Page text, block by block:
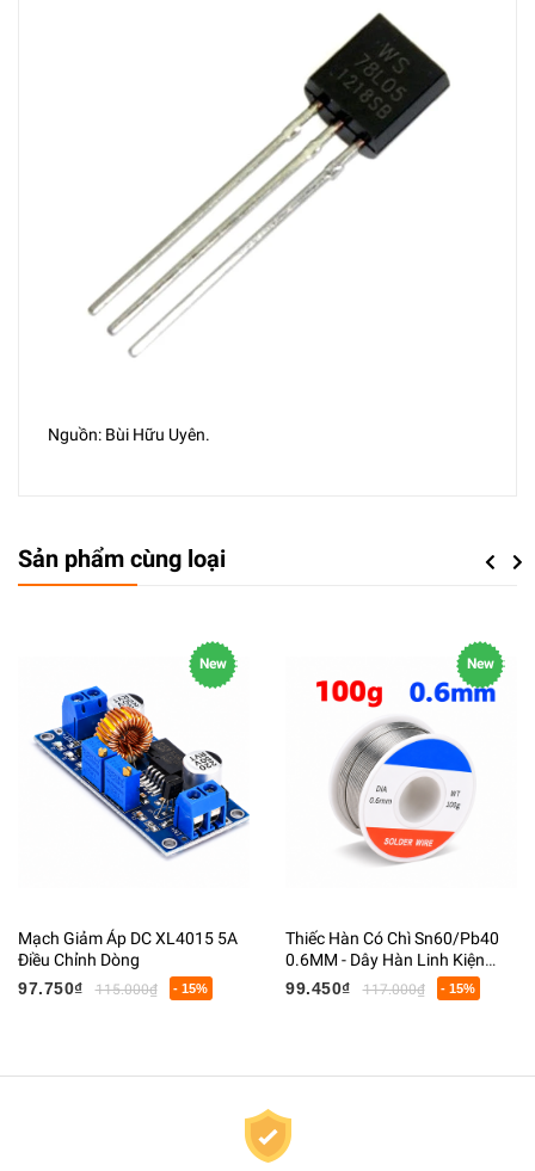
Nguồn: Bùi Hữu Uyên.
Sản phẩm cùng loại Previous
New
Mạch Giảm Áp DC XL4015 5A
Điều Chỉnh Dòng
97.750₫
115.000₫ - 15%
New
Thiếc Hàn Có Chì Sn60/Pb40
0.6MM - Dây Hàn Linh Kiện
Điện Tử Có Lõi Flux
99.450₫ 117.000₫ - 15%
Next